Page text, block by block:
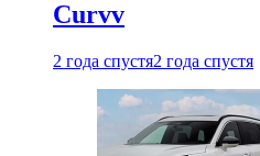
Curvv
2 года спустя2 года спустя